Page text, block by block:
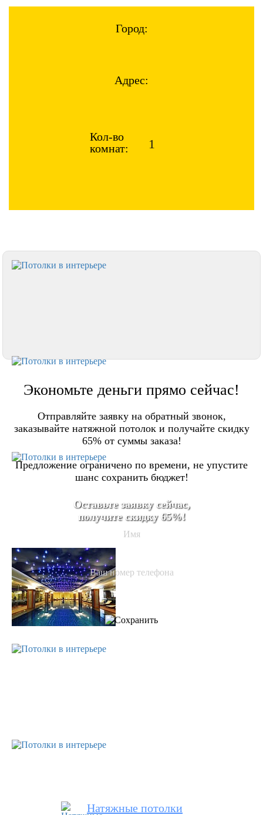
Город:
Адрес:
Кол-во
комнат:
Экономьте деньги прямо сейчас!
Отправляйте заявку на обратный звонок,
заказывайте натяжной потолок и получайте скидку
65% от суммы заказа!
Предложение ограничено по времени, не упустите
шанс сохранить бюджет!
Оставьте заявку сейчас,
получите скидку 65%!
Имя
Ваш номер телефона
Натяжные потолки